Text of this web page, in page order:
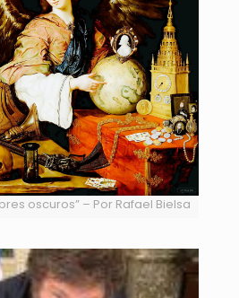
oscuros” – Por Rafael Bielsa